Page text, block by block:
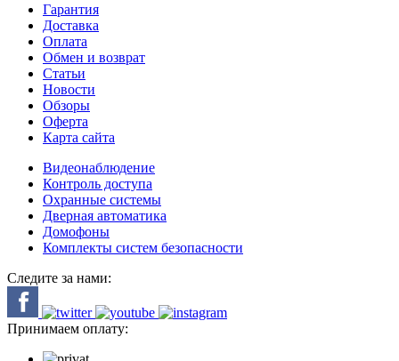
Гарантия
Доставка
Оплата
Обмен и возврат
Статьи
Новости
Обзоры
Оферта
Карта сайта
Видеонаблюдение
Контроль доступа
Охранные системы
Дверная автоматика
Домофоны
Комплекты систем безопасности
Следите за нами:
Принимаем оплату: